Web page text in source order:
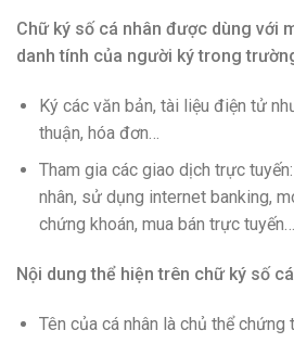
Chữ ký số cá nhân được dùng với
danh tính của người ký trong
Ký các văn bản, tài liệu điện tử
thuận, hóa đơn…
Tham gia các giao dịch trực
nhân, sử dụng internet banking,
chứng khoán, mua bán trực tuyến…
Nội dung thể hiện trên chữ ký số
Tên của cá nhân là chủ thể